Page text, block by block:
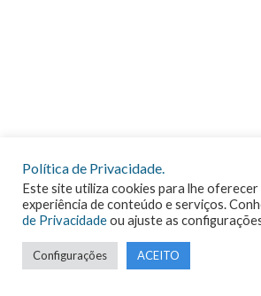
Política de Privacidade.
Este site utiliza cookies para lhe oferecer
experiência de conteúdo e serviços.
de Privacidadeou ajuste as
Configurações ACEITO